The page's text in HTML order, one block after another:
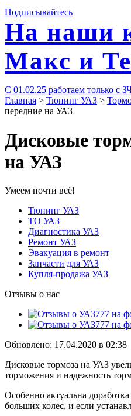
Подписывайтесь
На наши
Макс и
С 01.02.25 работаем только с
Главная > Тюнинг УАЗ >
передние на УАЗ
Дисковые
на УАЗ
Умеем почти всё!
Тюнинг УАЗ
ТО УАЗ
Диагностика УАЗ
Ремонт УАЗ
Эвакуация в ремонт
Запчасти для УАЗ
Купля-продажа УАЗ
Отзывы о нас
Обновлено: 17.04.2020 в 02:38
Дисковые тормоза на УАЗ
торможения и надежность
Особенно актуальна
больших колес, и если